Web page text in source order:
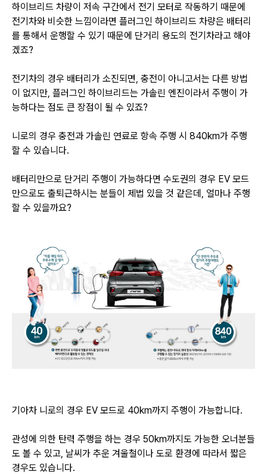
하이브리드 차량이 저속 구간에서 전기 모터로 작동하기 때문에
전기차와 비슷한 느낌이라면 플러그인 하이브리드 차량은 배터리
를 통해서 운행할 수 있기 때문에 단거리 용도의 전기차라고 해야
겠죠?
전기차의 경우 배터리가 소진되면, 충전이 아니고서는 다른 방법
이 없지만, 플러그인 하이브리드는 가솔린 엔진이라서 주행이 가
능하다는 점도 큰 장점이 될 수 있죠?
니로의 경우 충전과 가솔린 연료로 항속 주행 시 840km가 주행
할 수 있습니다.
배터리만으로 단거리 주행이 가능하다면 수도권의 경우 EV 모드
만으로도 출퇴근하시는 분들이 제법 있을 것 같은데, 얼마나 주행
할 수 있을까요?
기아차 니로의 경우 EV 모드로 40km까지 주행이 가능합니다.
관성에 의한 탄력 주행을 하는 경우 50km까지도 가능한 오너분들
도 볼 수 있고, 날씨가 추운 겨울철이나 도로 환경에 따라서 짧은
경우도 있습니다.